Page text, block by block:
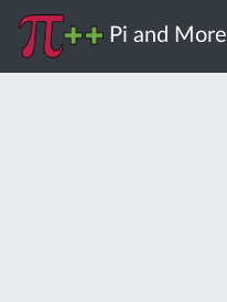
Pi and More